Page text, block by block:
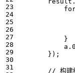
}
a .
});